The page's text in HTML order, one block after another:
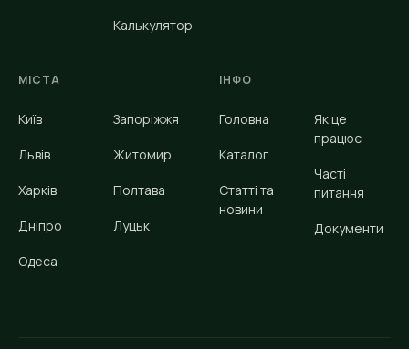
Калькулятор
МІСТА
Київ
Львів
Харків
Дніпро
Одеса
Запоріжжя
Житомир
Полтава
Луцьк
ІНФО
Головна
Каталог
Статті та
новини
Як це
працює
Часті
питання
Документи